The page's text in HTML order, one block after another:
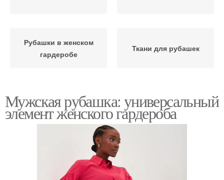
Рубашки в женском
гардеробе
Ткани для рубашек
Мужская рубашка: универсальный
элемент женского гардероба